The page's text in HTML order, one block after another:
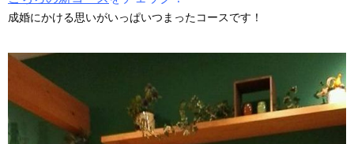
成婚にかける思いがいっぱいつまったコースです！